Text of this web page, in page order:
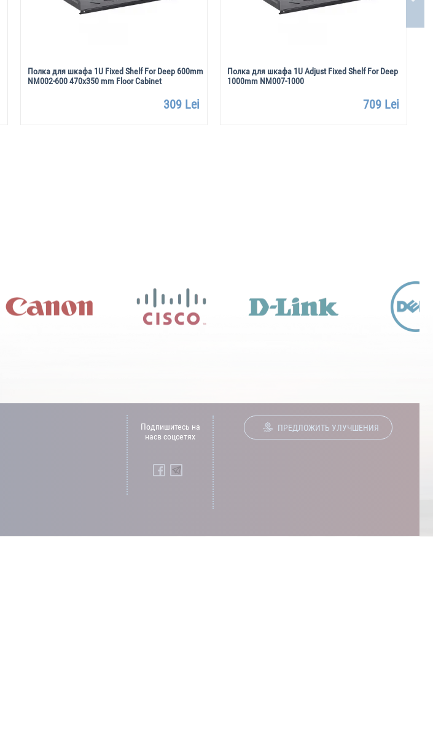
Полка для шкафа 1U Fixed Shelf For Deep 600mm
NM002-600 470x350 mm Floor Cabinet
309 Lei
Полка для шкафа 1U Adjust Fixed Shelf For Deep
1000mm NM007-1000
709 Lei
Подпишитесь на
насв соцсетях
ПРЕДЛОЖИТЬ УЛУЧШЕНИЯ